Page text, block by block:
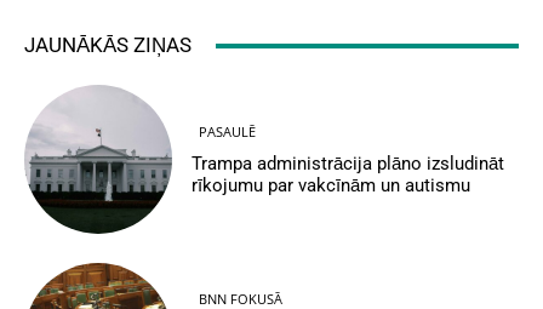
JAUNĀKĀS ZIŅAS
PASAULĒ
Trampa administrācija plāno izsludināt
rīkojumu par vakcīnām un autismu
BNN FOKUSĀ